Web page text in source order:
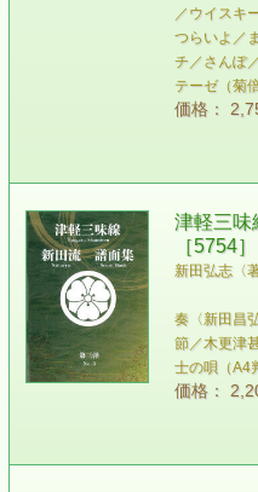
／ウイスキ
つらいよ／
チ／さんぽ
テーゼ（菊
価格：
津軽三
［5754］
新田弘志〈著
奏〈新田昌
節／木更津
士の唄（A4
価格：